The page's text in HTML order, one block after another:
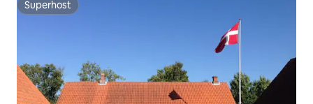
Superhost
Superhost